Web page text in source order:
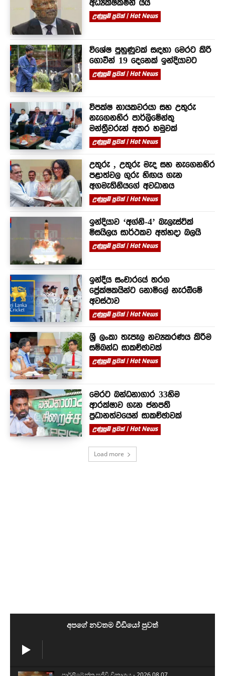
අධ්‍යක්ෂකමින් යයි
උණුසුම් පුවත් | Hot News
විශේෂ පුහුණුවක් සඳහා මෙරට කිරි
ගොවීන් 19 දෙනෙක් ඉන්දියාවට
උණුසුම් පුවත් | Hot News
විපක්ෂ නායකවරයා සහ උතුරු
නැගෙනහිර පාර්ලිමේන්තු
මන්ත්‍රීවරුන් අතර හමුවක්
උණුසුම් පුවත් | Hot News
උතුරු , උතුරු මැද සහ නැගෙනහිර
පළාත්වල ගුරු හිඟය ගැන
අගමැතිනියගේ අවධානය
උණුසුම් පුවත් | Hot News
ඉන්දියාව ‘අග්නි-4’ බැලැස්ටික්
මිසයිලය සාර්ථකව අත්හදා බලයි
උණුසුම් පුවත් | Hot News
ඉන්දීය සංචාරයේ තරග
ප්‍රේක්ෂකයින්ට නොමිලේ නැරඹීමේ
අවස්ථාව
උණුසුම් පුවත් | Hot News
ශ්‍රී ලංකා තැපෑල නව්‍යකරණය කිරීම
සම්බන්ධ සාකච්ඡාවක්
උණුසුම් පුවත් | Hot News
මෙරට බන්ධනාගාර 33හිම
ආරක්ෂාව ගැන ජනපති
ප්‍රධානත්වයෙන් සාකච්ඡාවක්
උණුසුම් පුවත් | Hot News
Load more
අපගේ නවතම වීඩියෝ පුවත්